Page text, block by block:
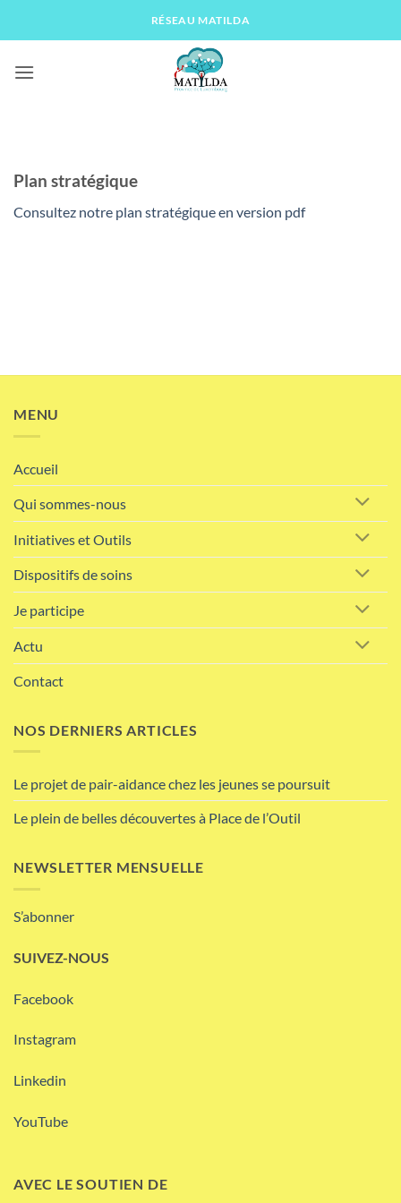
RÉSEAU MATILDA
Plan stratégique
Consultez notre plan stratégique en version pdf
MENU
Accueil
Qui sommes-nous
Initiatives et Outils
Dispositifs de soins
Je participe
Actu
Contact
NOS DERNIERS ARTICLES
Le projet de pair-aidance chez les jeunes se poursuit
Le plein de belles découvertes à Place de l’Outil
NEWSLETTER MENSUELLE
S’abonner
SUIVEZ-NOUS
Facebook
Instagram
Linkedin
YouTube
AVEC LE SOUTIEN DE